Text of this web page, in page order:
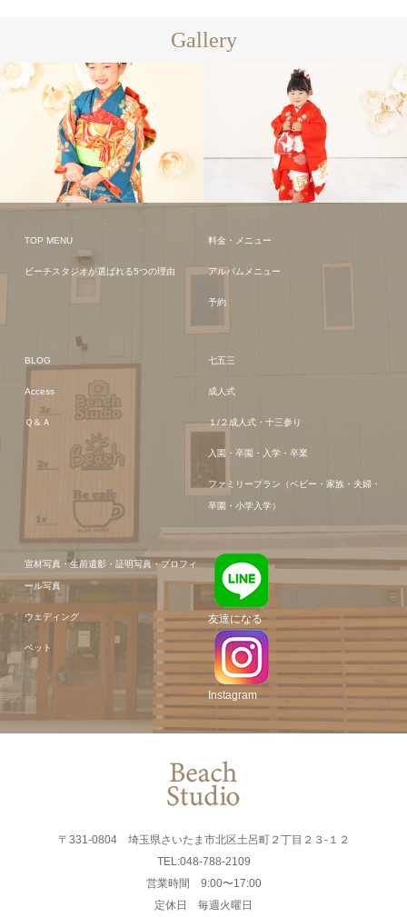
Gallery
TOP MENU
ビーチスタジオが選ばれる5つの理由
料金・メニュー
アルバムメニュー
予約
BLOG
Access
Ｑ＆Ａ
七五三
成人式
１/２成人式・十三参り
入園・卒園・入学・卒業
ファミリープラン（ベビー・家族・夫婦・
卒園・小学入学）
宣材写真・生前遺影・証明写真・プロフィ
ール写真
ウェディング
ペット
友達になる
Instagram
〒331-0804 埼玉県さいたま市北区土呂町２丁目２３-１２
TEL:048-788-2109
営業時間 9:00〜17:00
定休日 毎週火曜日